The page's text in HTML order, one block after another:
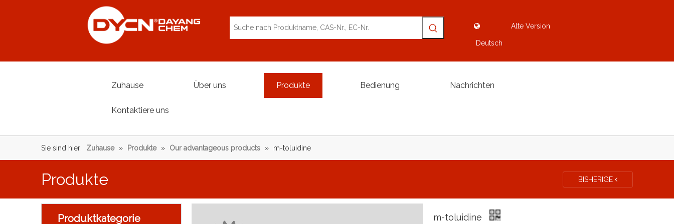
Deutsch
Alte Version
Zuhause Über uns Produkte Bedienung Nachrichten
Kontaktiere uns
Sie sind hier: Zuhause » Produkte » Our advantageous products » m-toluidine
Produkte BISHERIGE
Produktkategorie m-toluidine